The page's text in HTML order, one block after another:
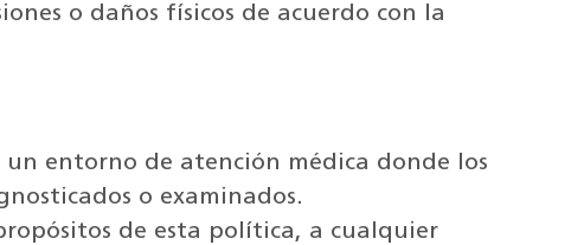
o daños físicos de acuerdo con la
un entorno de atención médica donde los
o examinados.
de esta política, a cualquier